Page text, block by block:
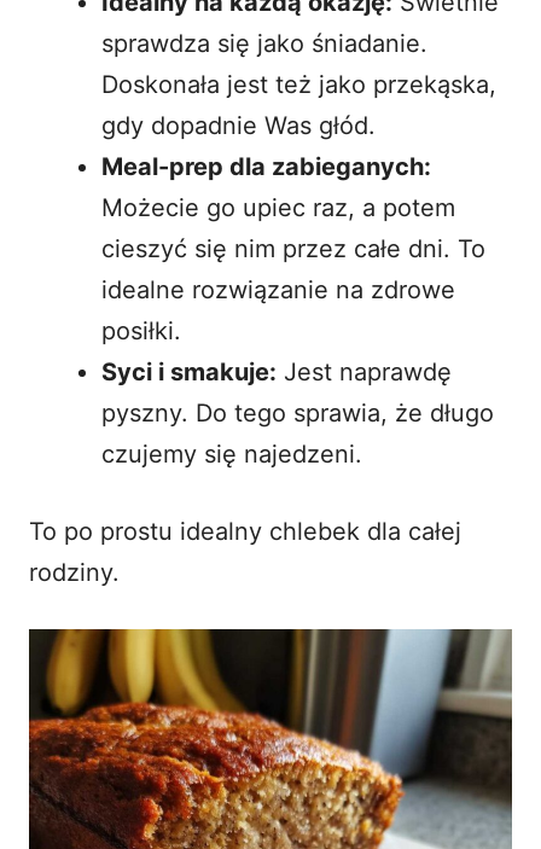
sprawdza się jako śniadanie.
Doskonała jest też jako przekąska,
gdy dopadnie Was głód.
Meal-prep dla zabieganych:
Możecie go upiec raz, a potem
cieszyć się nim przez całe dni. To
idealne rozwiązanie na zdrowe
posiłki.
Syci i smakuje: Jest naprawdę
pyszny. Do tego sprawia, że długo
czujemy się najedzeni.
To po prostu idealny chlebek dla całej
rodziny.